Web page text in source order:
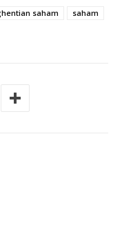
saham
saham